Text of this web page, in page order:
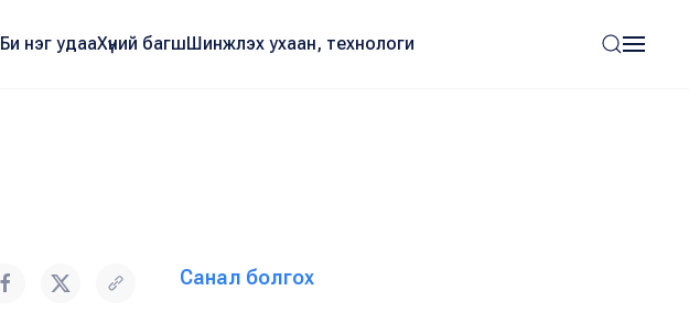
Би нэг удааХүний багшШинжлэх ухаан, технологи
Санал болгох